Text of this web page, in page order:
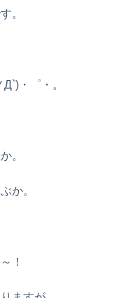
。
・゜・。
。
か。
！